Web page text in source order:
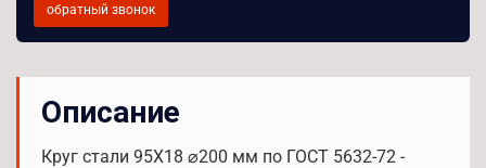
обратный звонок
Описание
Круг стали 95Х18 ⌀200 мм по ГОСТ 5632-72 -